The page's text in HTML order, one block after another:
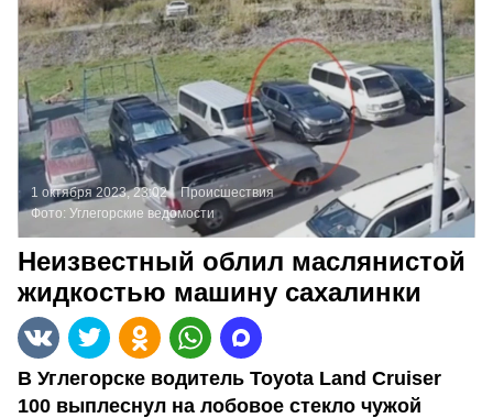
1 октября 2023, 23:02
Происшествия
Фото: Углегорские ведомости
Неизвестный облил маслянистой
жидкостью машину сахалинки
В Углегорске водитель Toyota Land Cruiser
100 выплеснул на лобовое стекло чужой